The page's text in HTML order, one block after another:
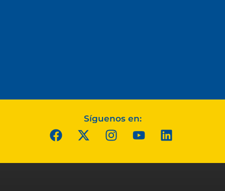
Síguenos en: